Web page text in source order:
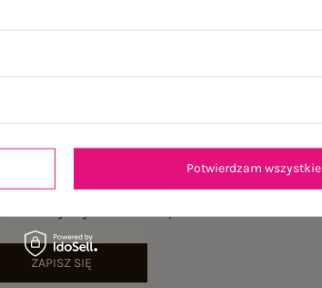
ZAPISZ SIĘ
Potwierdzam wszystkie